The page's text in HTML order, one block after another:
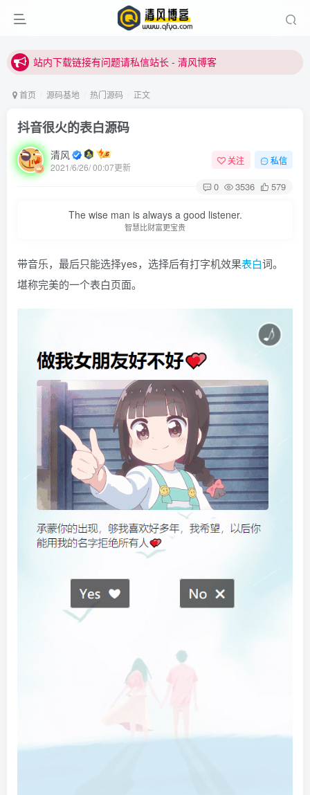
站内下载链接有问题请私信站长 - 清风博客
站内下载链接有问题请私信站长 - 清风博客
首页 源码基地 热门源码 正文
抖音很火的表白源码
清风
2021/6/26/ 00:07更新
关注 私信
0 3536 579
The wise man is always a good listener.
智慧比财富更宝贵
带音乐，最后只能选择yes，选择后有打字机效果表白词。
堪称完美的一个表白页面。
登录
用户名或邮箱
登录
社交账号登录
QQ登录
码云登录
百度登录
使用社交账号登录即表示同意隐私声明